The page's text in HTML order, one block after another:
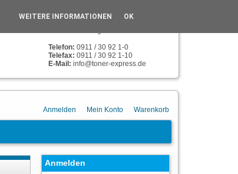
TONER-EXPRESS
Telefon: 0911 / 30 92 1-0
Telefax: 0911 / 30 92 1-10
E-Mail: info@toner-express.de
Anmelden Mein Konto Warenkorb
Anmelden
WEITERE INFORMATIONEN OK